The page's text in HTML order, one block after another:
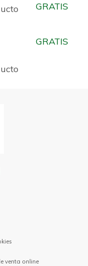
GRATIS
GRATIS
venta online